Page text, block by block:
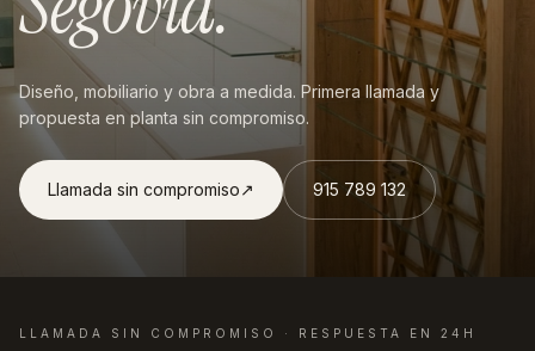
Diseño, mobiliario y obra a medida. Primera llamada y
propuesta en planta sin compromiso.
Llamada sin compromiso↗︎ 915 789 132
LLAMADA SIN COMPROMISO · RESPUESTA EN 24H